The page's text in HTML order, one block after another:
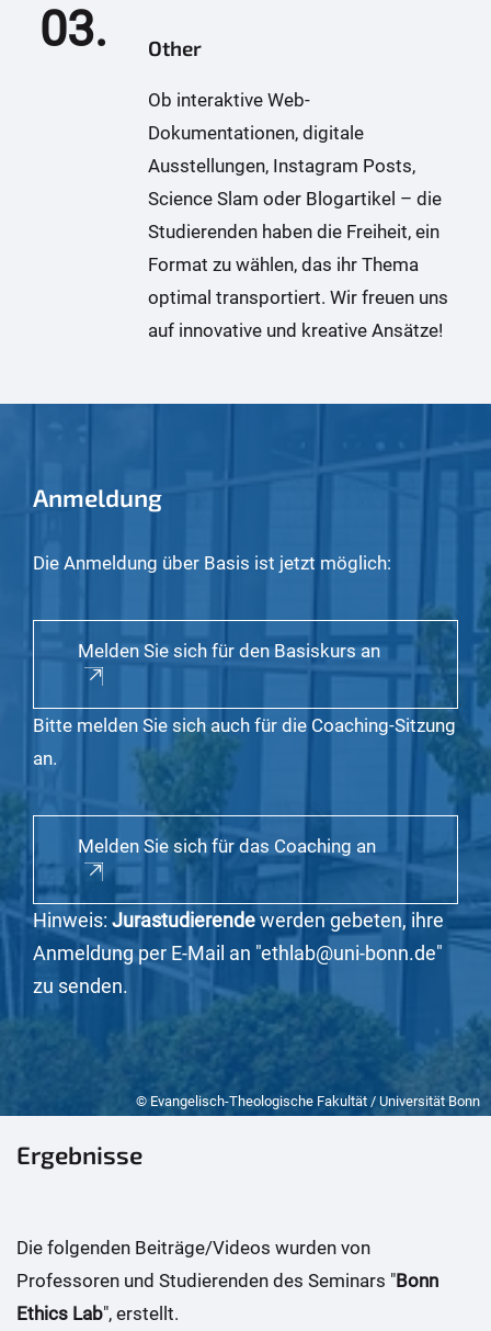
03. Other
Ob interaktive Web-
Dokumentationen, digitale
Ausstellungen, Instagram Posts,
Science Slam oder Blogartikel – die
Studierenden haben die Freiheit, ein
Format zu wählen, das ihr Thema
optimal transportiert. Wir freuen uns
auf innovative und kreative Ansätze!
© Evangelisch-Theologische Fakultät / Universität Bonn
Anmeldung
Die Anmeldung über Basis ist jetzt möglich:
Melden Sie sich für den Basiskurs an
Bitte melden Sie sich auch für die Coaching-Sitzung
an.
Melden Sie sich für das Coaching an
Hinweis: Jurastudierendewerden gebeten, ihre
Anmeldung per E-Mail an "ethlab@uni-bonn.de"
zu senden.
Ergebnisse
Die folgenden Beiträge/Videos wurden von
Professoren und Studierenden des Seminars "Bonn
Ethics Lab", erstellt.